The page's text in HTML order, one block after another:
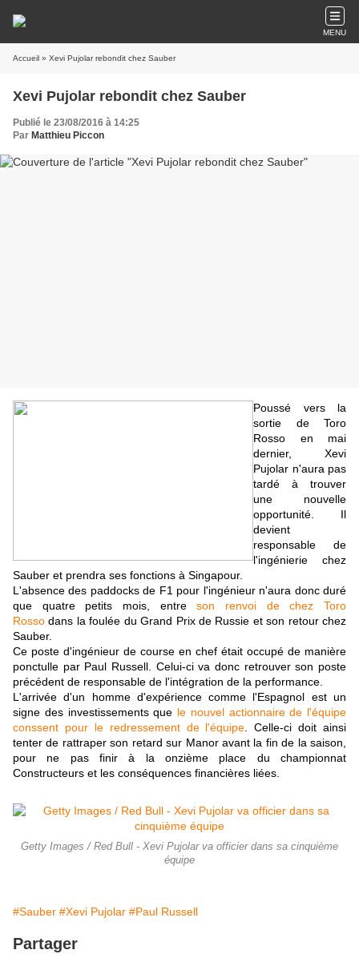
MENU
Accueil » Xevi Pujolar rebondit chez Sauber
Xevi Pujolar rebondit chez Sauber
Publié le 23/08/2016 à 14:25
Par Matthieu Piccon
Poussé vers la
sortie de Toro
Rosso en mai
dernier, Xevi
Pujolar n'aura pas
tardé à trouver
une nouvelle
opportunité. Il
devient
responsable de
l'ingénierie chez
Sauber et prendra ses fonctions à Singapour.
L'absence des paddocks de F1 pour l'ingénieur n'aura donc duré
que quatre petits mois, entreson renvoi de chez Toro
Rosso dans la foulée du Grand Prix de Russie et son retour chez
Sauber.
Ce poste d'ingénieur de course en chef était occupé de manière
ponctulle par Paul Russell. Celui-ci va donc retrouver son poste
précédent de responsable de l'intégration de la performance.
L'arrivée d'un homme d'expérience comme l'Espagnol est un
signe des investissements que le nouvel actionnaire de l'équipe
conssent pour le redressement de l'équipe . Celle-ci doit ainsi
tenter de rattraper son retard sur Manor avant la fin de la saison,
pour ne pas finirà la onzième place du championnat
Constructeurs et les conséquences financières liées.
Getty Images / Red Bull - Xevi Pujolar va officier dans sa cinquième
équipe
#Sauber #Xevi Pujolar #Paul Russell
Partager